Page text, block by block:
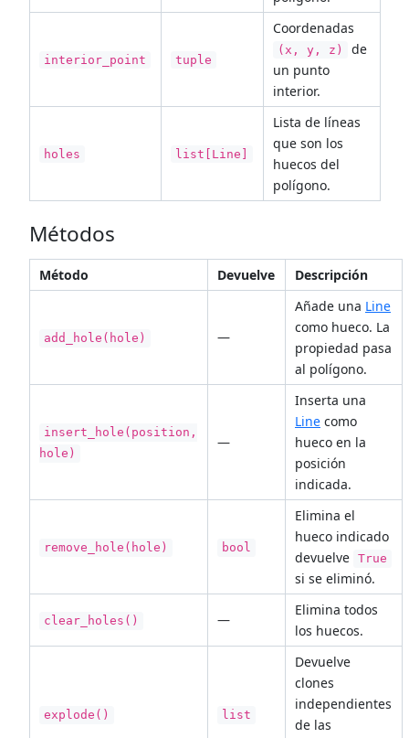
interior_point tuple
Coordenadas
(x, y, z)
de
un punto
interior.
holes list[Line]
Lista de líneas
que son los
huecos del
polígono.
Métodos
Método Devuelve Descripción
add_hole(hole) —
Añade una Line
como hueco. La
propiedad pasa
al polígono.
insert_hole(position,
hole)
—
Inserta una
Line como
hueco en la
posición
indicada.
remove_hole(hole) bool
Elimina el
hueco indicado
devuelve True
si se eliminó.
clear_holes() —
Elimina todos
los huecos.
explode() list
Devuelve
clones
independientes
de las